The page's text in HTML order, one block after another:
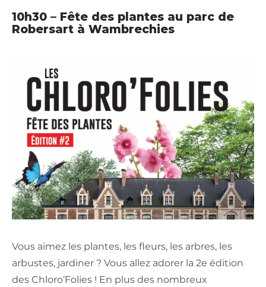
10h30 – Fête des plantes au parc de
Robersart à Wambrechies
Vous aimez les plantes, les fleurs, les arbres, les
arbustes, jardiner ? Vous allez adorer la 2e édition
des Chloro’Folies ! En plus des nombreux